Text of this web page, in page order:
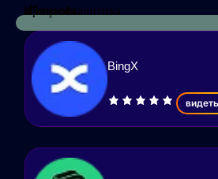
d'impots
Криптоаналитика
BingX
видеть